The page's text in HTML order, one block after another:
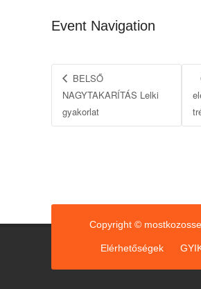
Event Navigation
BELSŐ
NAGYTAKARÍTÁS Lelki
gyakorlat
Copyright ©
Elérhetőségek